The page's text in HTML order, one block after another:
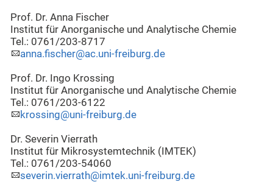
Prof. Dr. Anna Fischer
Institut für Anorganische und Analytische Chemie
Tel.: 0761/203-8717
anna.fischer@ac.uni-freiburg.de
Prof. Dr. Ingo Krossing
Institut für Anorganische und Analytische Chemie
Tel.: 0761/203-6122
krossing@uni-freiburg.de
Dr. Severin Vierrath
Institut für Mikrosystemtechnik (IMTEK)
Tel.: 0761/203-54060
severin.vierrath@imtek.uni-freiburg.de